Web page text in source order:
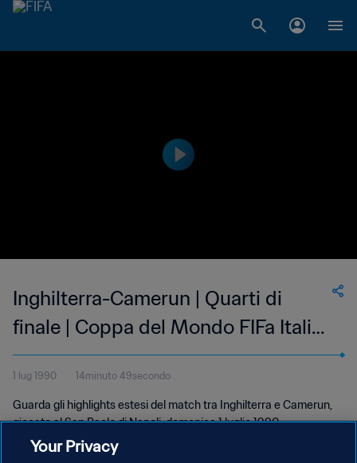
Inghilterra-Camerun | Quarti di
finale | Coppa del Mondo FIFa Italia
1990 | Highlights estesi
1 lug 1990 14minuto 49secondo
Guarda gli highlights estesi del match tra Inghilterra e Camerun,
giocato al San Paolo di Napoli, domenica 1 luglio 1990.
Your Privacy